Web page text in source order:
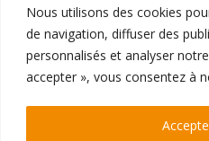
Nous utilisons des cookies
de navigation, diffuser des
personnalisés et analyser
accepter », vous consentez à
396 - 398 Galeries de la
1050 Ixelles
RÉSERVATIONS
Par téléphone au 02 510